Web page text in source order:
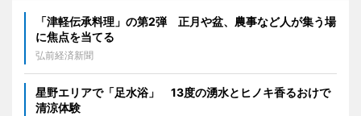
「津軽伝承料理」の第2弾 正月や盆、農事など人が集う場
に焦点を当てる
弘前経済新聞
星野エリアで「足水浴」 13度の湧水とヒノキ香るおけで
清涼体験